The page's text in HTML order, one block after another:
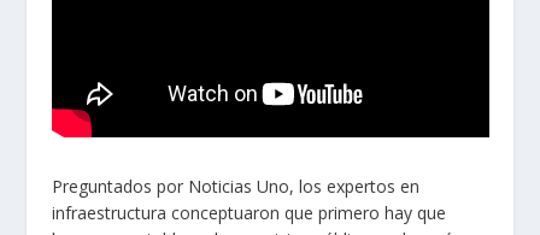
Preguntados por Noticias Uno, los expertos en
infraestructura conceptuaron que primero hay que